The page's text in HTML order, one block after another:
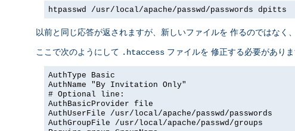
htpasswd /usr/local/apache/passwd/passwords dpitts
以前と同じ応答が返されますが、新しいファイルを 作るのではな
ここで次のようにして .htaccess ファイルを 修正する必要がありま
AuthType Basic
AuthName "By Invitation Only"
# Optional line:
AuthBasicProvider file
AuthUserFile /usr/local/apache/passwd/passwords
AuthGroupFile /usr/local/apache/passwd/groups